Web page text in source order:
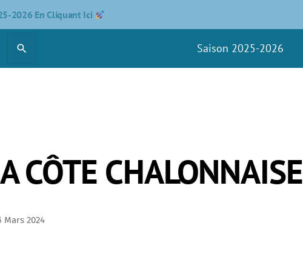
2026 En Cliquant Ici
Saison 2025-2026
search
CÔTE CHALONNAISE
Mars 2024